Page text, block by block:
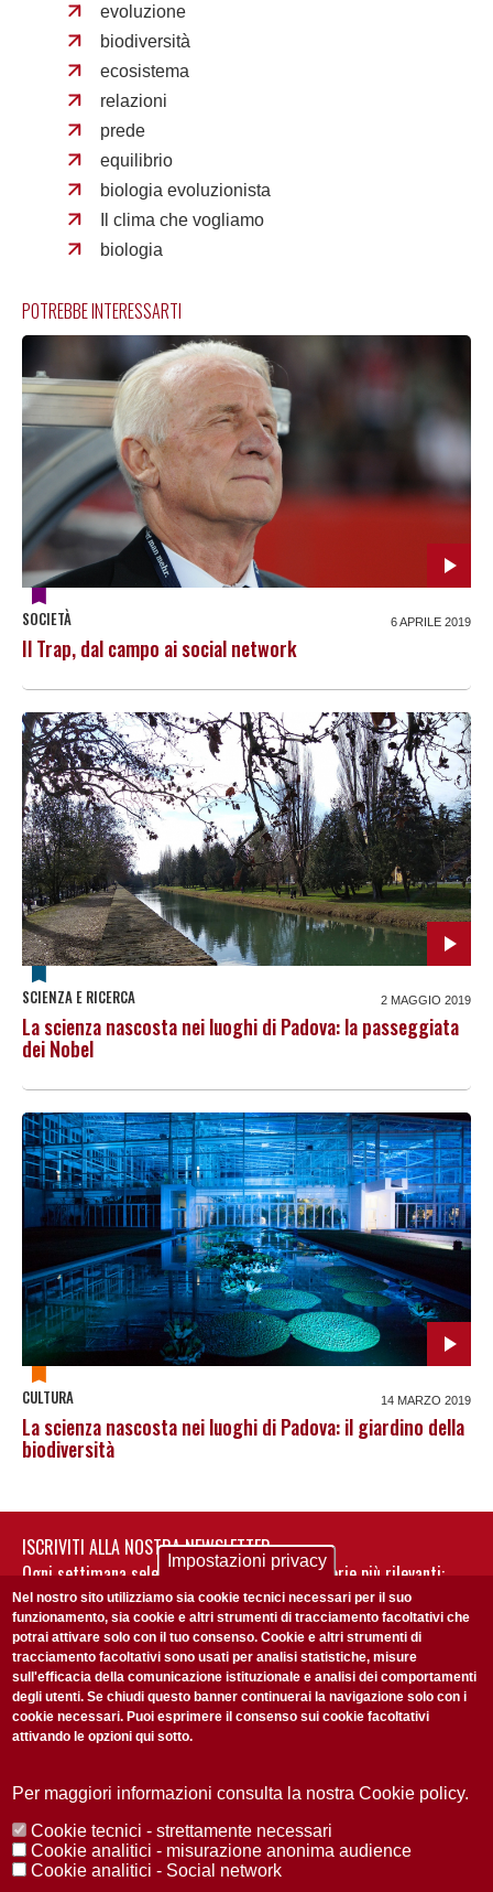
evoluzione
biodiversità
ecosistema
relazioni
prede
equilibrio
biologia evoluzionista
Il clima che vogliamo
biologia
POTREBBE INTERESSARTI
SOCIETÀ 6 APRILE 2019
Il Trap, dal campo ai social network
SCIENZA E RICERCA 2 MAGGIO 2019
La scienza nascosta nei luoghi di Padova: la passeggiata
dei Nobel
CULTURA 14 MARZO 2019
La scienza nascosta nei luoghi di Padova: il giardino della
biodiversità
ISCRIVITI ALLA NOSTRA NEWSLETTER
Ogni settimana selezioniamo per te nostre storie più rilevanti:
non perderti gli aggiornamenti della nostra newsletter
Accetto laPrivacy Policy
Redazione Copyright Privacy
Area stampa
© 2025 Università di Padova
Impostazioni privacy
Nel nostro sito utilizziamo sia cookie tecnici necessari per il suo
funzionamento, sia cookie e altri strumenti di tracciamento facoltativi che
potrai attivare solo con il tuo consenso. Cookie e altri strumenti di
tracciamento facoltativi sono usati per analisi statistiche, misure
sull'efficacia della comunicazione istituzionale e analisi dei comportamenti
degli utenti. Se chiudi questo banner continuerai la navigazione solo con i
cookie necessari. Puoi esprimere il consenso sui cookie facoltativi
attivando le opzioni qui sotto.
Per maggiori informazioni consulta la nostra Cookie policy.
Cookie tecnici - strettamente necessari
Cookie analitici - misurazione anonima audience
Cookie analitici - Social network